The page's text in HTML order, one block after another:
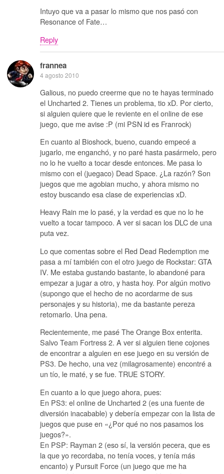
Intuyo que va a pasar lo mismo que nos pasó con
Resonance of Fate…
Reply
frannea
4 agosto 2010
Galious, no puedo creerme que no te hayas terminado
el Uncharted 2. Tienes un problema, tio xD. Por cierto,
si alguien quiere que le reviente en el online de ese
juego, que me avise :P (mi PSN id es Franrock)
En cuanto al Bioshock, bueno, cuando empecé a
jugarlo, me enganchó, y no paré hasta pasármelo, pero
no lo he vuelto a tocar desde entonces. Me pasa lo
mismo con el (juegaco) Dead Space. ¿La razón? Son
juegos que me agobian mucho, y ahora mismo no
estoy buscando esa clase de experiencias xD.
Heavy Rain me lo pasé, y la verdad es que no lo he
vuelto a tocar tampoco. A ver si sacan los DLC de una
puta vez.
Lo que comentas sobre el Red Dead Redemption me
pasa a mí también con el otro juego de Rockstar: GTA
IV. Me estaba gustando bastante, lo abandoné para
empezar a jugar a otro, y hasta hoy. Por algún motivo
(supongo que el hecho de no acordarme de sus
personajes y su historia), me da bastante pereza
retomarlo. Una pena.
Recientemente, me pasé The Orange Box enterita.
Salvo Team Fortress 2. A ver si alguien tiene cojones
de encontrar a alguien en ese juego en su versión de
PS3. De hecho, una vez (milagrosamente) encontré a
un tío, le maté, y se fue. TRUE STORY.
En cuanto a lo que juego ahora, pues:
En PS3: el online de Uncharted 2 (es una fuente de
diversión inacabable) y debería empezar con la lista de
juegos que puse en «¿Por qué no nos pasamos los
juegos?».
En PSP: Rayman 2 (eso sí, la versión pecera, que es
la que yo recordaba, no tenía voces, y tenía más
encanto) y Pursuit Force (un juego que me ha